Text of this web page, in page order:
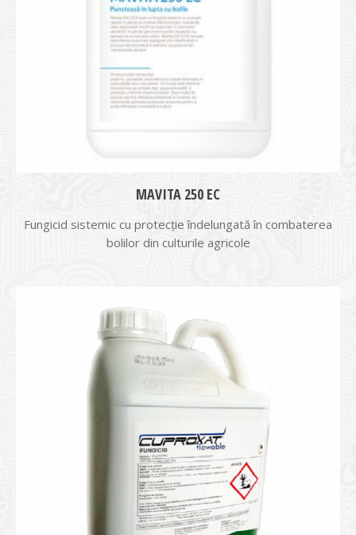
MAVITA 250 EC
Fungicid sistemic cu protecție îndelungată în combaterea
bolilor din culturile agricole